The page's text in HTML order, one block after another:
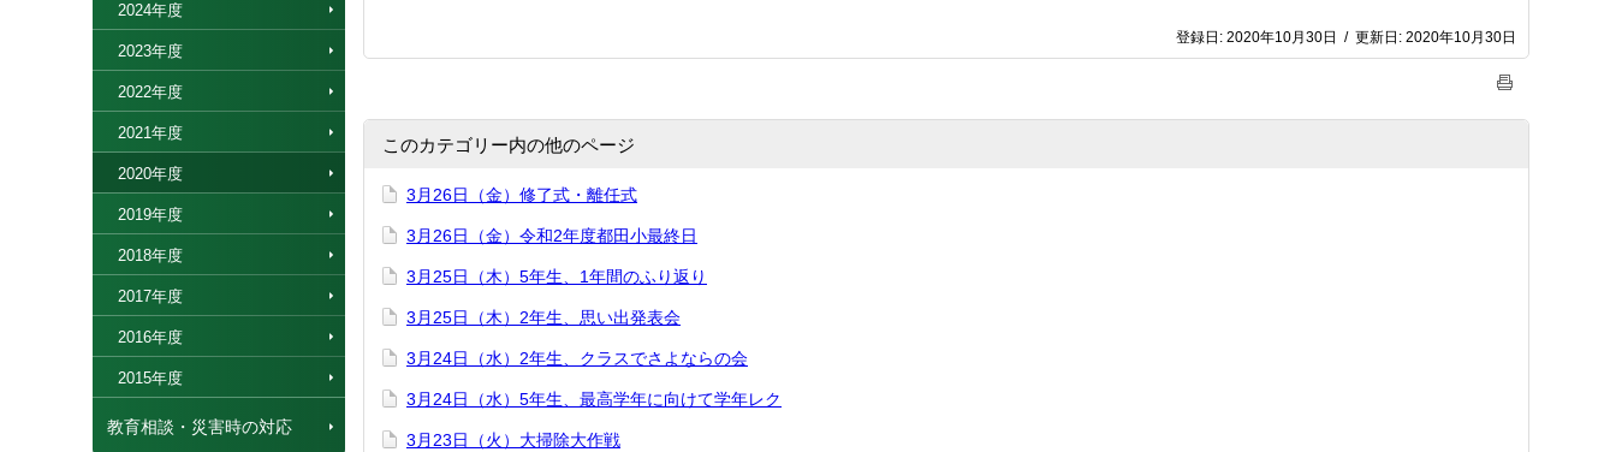
2024年度
2023年度
2022年度
2021年度
2020年度
2019年度
2018年度
2017年度
2016年度
2015年度
教育相談・災害時の対応
登録日: 2020年10月30日 / 更新日: 2020年10月30日
このカテゴリー内の他のページ
3月26日（金）修了式・離任式
3月26日（金）令和2年度都田小最終日
3月25日（木）5年生、1年間のふり返り
3月25日（木）2年生、思い出発表会
3月24日（水）2年生、クラスでさよならの会
3月24日（水）5年生、最高学年に向けて学年レク
3月23日（火）大掃除大作戦